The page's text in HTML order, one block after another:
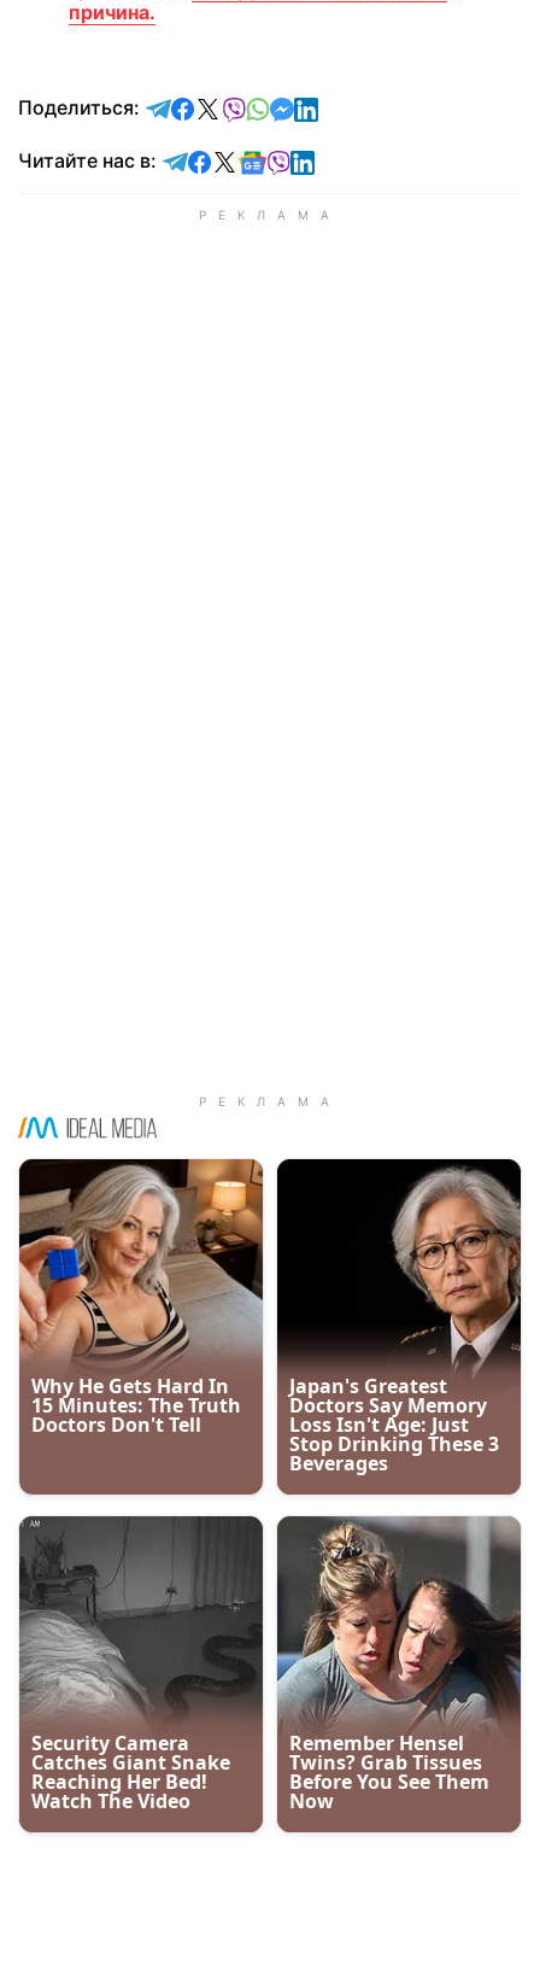
причина.
Поделиться: отправить в Telegram
поделиться в Facebook
поделиться в X
отправить в Viber
отправить в Whatsapp
отправить в Messenger
отправить в LinkedIn
Читайте нас в: Читайте в Telegram
Читайте в Facebook
Читайте в X
Читайте в Google news
Читайте в Viber
Читайте в LinkedIn